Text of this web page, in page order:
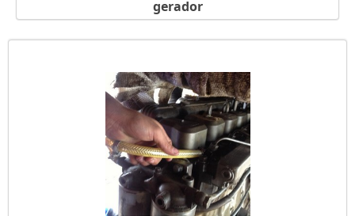
GERADOR PORTÁTIL A GASOLINA
GERADOR PEQUENO A GASOLINA
GERADOR PARA SHOW
GERADOR PARA RESIDÊNCIA
GERADOR PARA RESIDÊNCIA PREÇO
GERADOR PARA LOCAÇÃO SÃO PAULO
GERADOR PARA AR CONDICIONADO
gerador